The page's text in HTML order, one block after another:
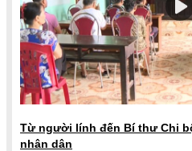
Từ người lính đến Bí thư Chi
nhân dân